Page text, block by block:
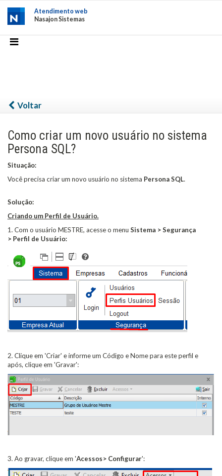
Atendimento web
Nasajon Sistemas
Voltar
Como criar um novo usuário no sistema
Persona SQL?
Situação:
Você precisa criar um novo usuário no sistema PersonaSQL.
Solução:
Criando um Perfil de Usuário.
1. Com o usuário MESTRE, acesse o menu Sistema > Segurança
> Perfil de Usuário:
2. Clique em 'Criar' e informe um Código e Nome para este perfil e
após, clique em 'Gravar':
3. Ao gravar, clique em 'Acessos> Configurar':